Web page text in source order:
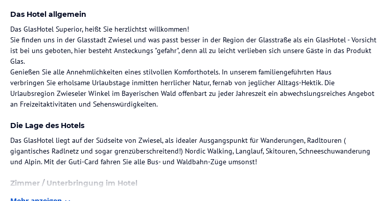
Das Hotel allgemein
Das GlasHotel Superior, heißt Sie herzlichtst willkommen!
Sie finden uns in der Glasstadt Zwiesel und was passt besser in der Region der Glasstraße als ein GlasHotel - Vorsicht
ist bei uns geboten, hier besteht Ansteckungs "gefahr", denn all zu leicht verlieben sich unsere Gäste in das Produkt
Glas.
Genießen Sie alle Annehmlichkeiten eines stilvollen Komforthotels. In unserem familiengeführten Haus
verbringen Sie erholsame Urlaubstage inmitten herrlicher Natur, fernab von jeglicher Alltags-Hektik. Die
Urlaubsregion Zwieseler Winkel im Bayerischen Wald offenbart zu jeder Jahreszeit ein abwechslungsreiches Angebot
an Freizeitaktivitäten und Sehenswürdigkeiten.
Die Lage des Hotels
Das GlasHotel liegt auf der Südseite von Zwiesel, als idealer Ausgangspunkt für Wanderungen, Radltouren (
gigantisches Radlnetz und sogar grenzüberschreitend!) Nordic Walking, Langlauf, Skitouren, Schneeschuwanderung
und Alpin. Mit der Guti-Card fahren Sie alle Bus- und Waldbahn-Züge umsonst!
Zimmer / Unterbringung im Hotel
Nichtraucher Komfort- Einzel- und Doppelzimmer oder Juniorsuiten mit extra Wohnbereich,